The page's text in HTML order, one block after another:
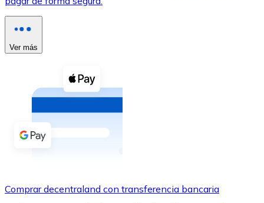
XRP
Ver todo
Compra criptomonedas con efectivo en tu tienda más
Comprar con efectivo
Transferencia SEPA
Ver más
Comprar decentraland con transferencia bancaria